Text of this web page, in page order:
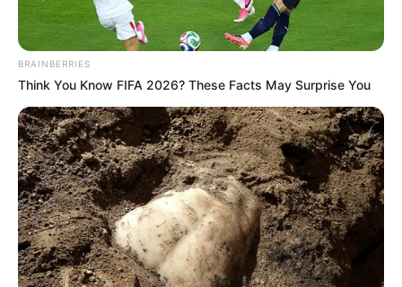
BRAINBERRIES
Think You Know FIFA 2026? These Facts May Surprise You